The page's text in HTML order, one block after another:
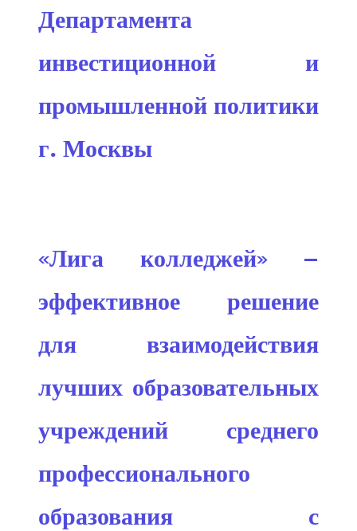
Департамента
инвестиционной и
промышленной политики
г. Москвы
«Лига колледжей» —
эффективное решение
для взаимодействия
лучших образовательных
учреждений среднего
профессионального
образования с